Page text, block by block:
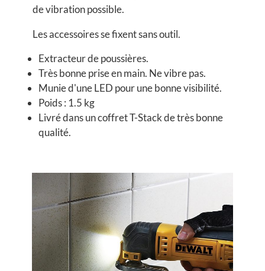
de vibration possible.
Les accessoires se fixent sans outil.
Extracteur de poussières.
Très bonne prise en main. Ne vibre pas.
Munie d'une LED pour une bonne visibilité.
Poids : 1.5 kg
Livré dans un coffretT-Stackde très bonne
qualité.